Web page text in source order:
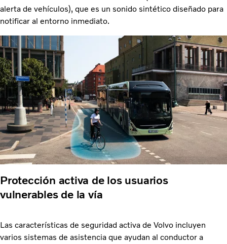
alerta de vehículos), que es un sonido sintético diseñado para
notificar al entorno inmediato.
Protección activa de los usuarios
vulnerables de la vía
Las características de seguridad activa de Volvo incluyen
varios sistemas de asistencia que ayudan al conductor a